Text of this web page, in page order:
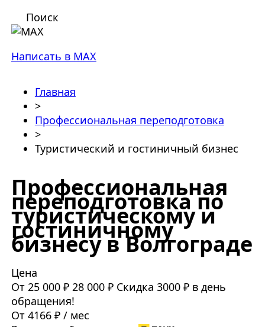
Поиск
Написать в MAX
Главная
>
Профессиональная переподготовка
>
Туристический и гостиничный бизнес
Профессиональная
переподготовка по
туристическому и
гостиничному
бизнесу в Волгограде
Цена
От 25 000 ₽ 28 000 ₽ Скидка 3000 ₽ в день
обращения!
От 4166 ₽ / мес